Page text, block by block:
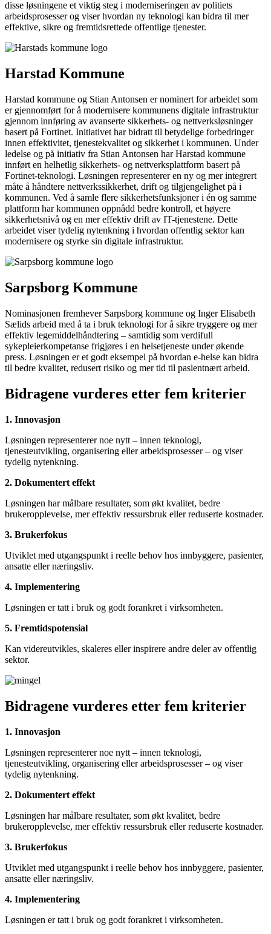
disse løsningene et viktig steg i moderniseringen av politiets
arbeidsprosesser og viser hvordan ny teknologi kan bidra til mer
effektive, sikre og fremtidsrettede offentlige tjenester.
Harstad Kommune
Harstad kommune og Stian Antonsen er nominert for arbeidet som
er gjennomført for å modernisere kommunens digitale infrastruktur
gjennom innføring av avanserte sikkerhets- og nettverksløsninger
basert på Fortinet. Initiativet har bidratt til betydelige forbedringer
innen effektivitet, tjenestekvalitet og sikkerhet i kommunen. Under
ledelse og på initiativ fra Stian Antonsen har Harstad kommune
innført en helhetlig sikkerhets- og nettverksplattform basert på
Fortinet-teknologi. Løsningen representerer en ny og mer integrert
måte å håndtere nettverkssikkerhet, drift og tilgjengelighet på i
kommunen. Ved å samle flere sikkerhetsfunksjoner i én og samme
plattform har kommunen oppnådd bedre kontroll, et høyere
sikkerhetsnivå og en mer effektiv drift av IT-tjenestene. Dette
arbeidet viser tydelig nytenkning i hvordan offentlig sektor kan
modernisere og styrke sin digitale infrastruktur.
Sarpsborg Kommune
Nominasjonen fremhever Sarpsborg kommune og Inger Elisabeth
Sælids arbeid med å ta i bruk teknologi for å sikre tryggere og mer
effektiv legemiddelhåndtering – samtidig som verdifull
sykepleierkompetanse frigjøres i en helsetjeneste under økende
press. Løsningen er et godt eksempel på hvordan e-helse kan bidra
til bedre kvalitet, redusert risiko og mer tid til pasientnært arbeid.
Bidragene vurderes etter fem kriterier
1. Innovasjon
Løsningen representerer noe nytt – innen teknologi,
tjenesteutvikling, organisering eller arbeidsprosesser – og viser
tydelig nytenkning.
2. Dokumentert effekt
Løsningen har målbare resultater, som økt kvalitet, bedre
brukeropplevelse, mer effektiv ressursbruk eller reduserte kostnader.
3. Brukerfokus
Utviklet med utgangspunkt i reelle behov hos innbyggere, pasienter,
ansatte eller næringsliv.
4. Implementering
Løsningen er tatt i bruk og godt forankret i virksomheten.
5. Fremtidspotensial
Kan videreutvikles, skaleres eller inspirere andre deler av offentlig
sektor.
Bidragene vurderes etter fem kriterier
1. Innovasjon
Løsningen representerer noe nytt – innen teknologi,
tjenesteutvikling, organisering eller arbeidsprosesser – og viser
tydelig nytenkning.
2. Dokumentert effekt
Løsningen har målbare resultater, som økt kvalitet, bedre
brukeropplevelse, mer effektiv ressursbruk eller reduserte kostnader.
3. Brukerfokus
Utviklet med utgangspunkt i reelle behov hos innbyggere, pasienter,
ansatte eller næringsliv.
4. Implementering
Løsningen er tatt i bruk og godt forankret i virksomheten.